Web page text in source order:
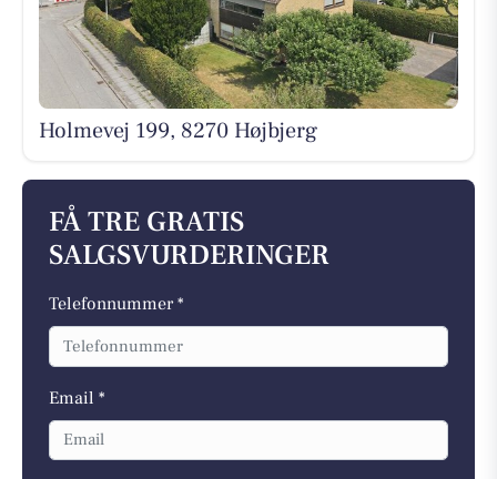
Holmevej 199, 8270 Højbjerg
FÅ TRE GRATIS
SALGSVURDERINGER
Telefonnummer *
Email *